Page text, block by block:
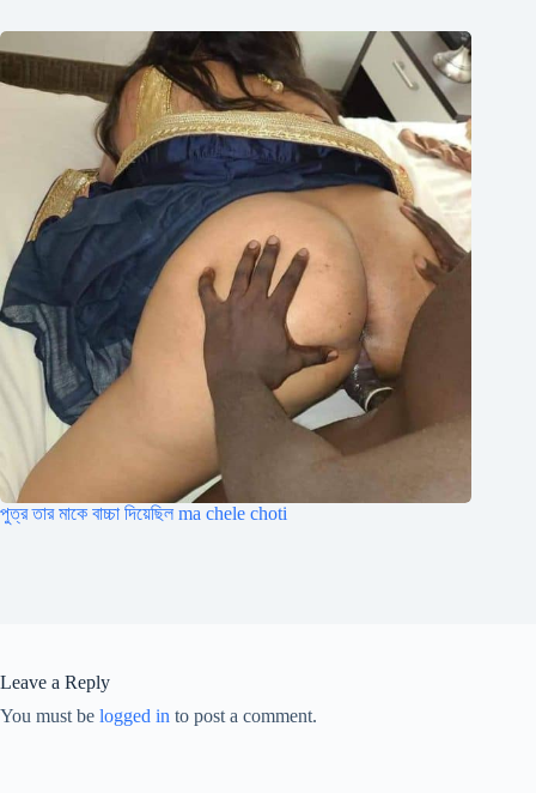
পুত্র তার মাকে বাচ্চা দিয়েছিল ma chele choti
Leave a Reply
You must be logged in to post a comment.